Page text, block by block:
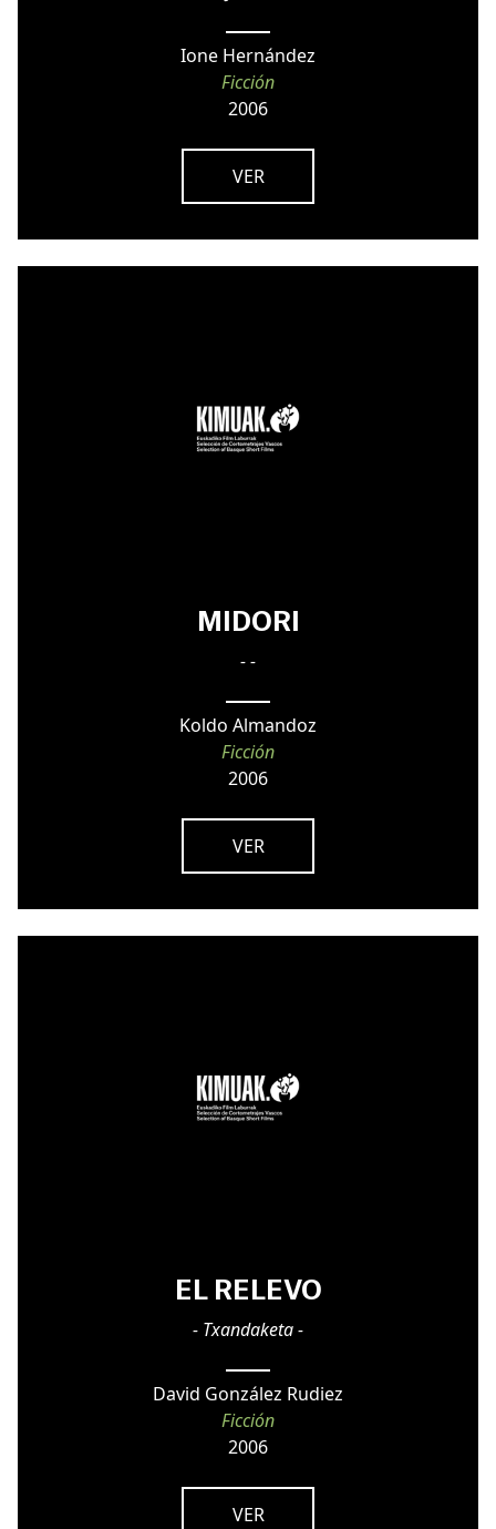
Ione Hernández
Ficción
2006
VER
MIDORI
- -
Koldo Almandoz
Ficción
2006
VER
EL RELEVO
- Txandaketa -
David González Rudiez
Ficción
2006
VER